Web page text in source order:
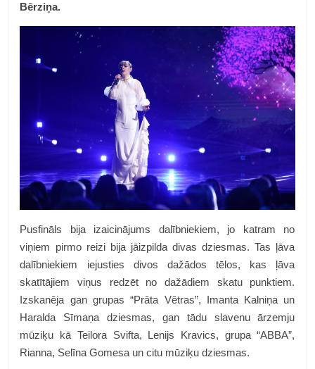
Bērziņa.
Pusfināls bija izaicinājums dalībniekiem, jo katram no
viņiem pirmo reizi bija jāizpilda divas dziesmas. Tas ļāva
dalībniekiem iejusties divos dažādos tēlos, kas ļāva
skatītājiem viņus redzēt no dažādiem skatu punktiem.
Izskanēja gan grupas “Prāta Vētras”, Imanta Kalniņa un
Haralda Sīmaņa dziesmas, gan tādu slavenu ārzemju
mūziķu kā Teilora Svifta, Lenijs Kravics, grupa “ABBA”,
Rianna, Selīna Gomesa un citu mūziķu dziesmas.